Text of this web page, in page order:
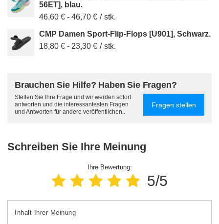
56ET], blau.
46,60 € - 46,70 € / stk.
CMP Damen Sport-Flip-Flops [U901], Schwarz.
18,80 € - 23,30 € / stk.
Brauchen Sie Hilfe? Haben Sie Fragen?
Stellen Sie Ihre Frage und wir werden sofort
antworten und die interessantesten Fragen
und Antworten für andere veröffentlichen..
Fragen stellen
Schreiben Sie Ihre Meinung
Ihre Bewertung:
5/5
Inhalt Ihrer Meinung